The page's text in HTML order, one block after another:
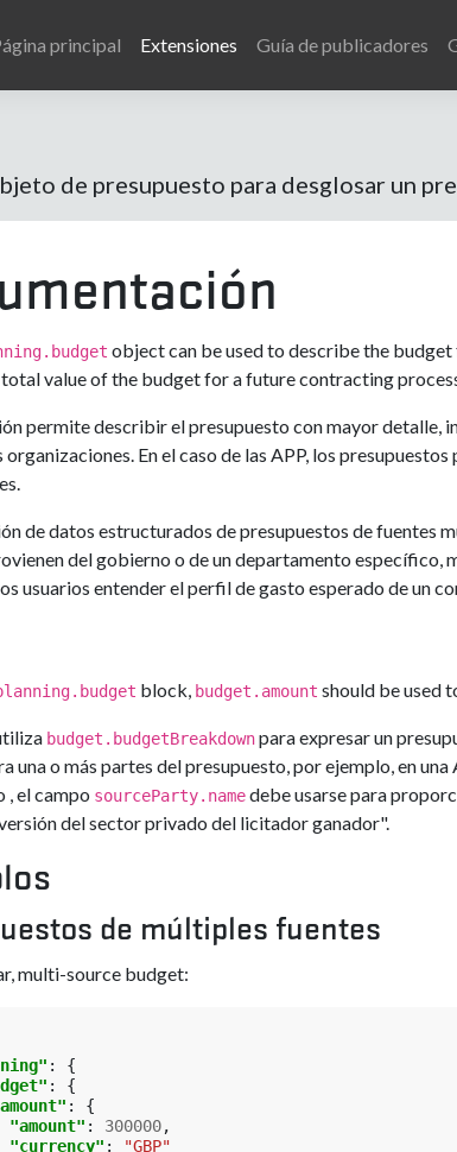
principal Extensiones Guía de publicadores
de presupuesto para desglosar un
object can be used to describe the
value of the budget for a future contracting
permite describir el presupuesto con mayor detalle,
En el caso de las APP, los
de datos estructurados de presupuestos de fuentes
del gobierno o de un departamento específico,
usuarios entender el perfil de gasto esperado de un
block, budget.amount should be used
budget.budgetBreakdownpara expresar un
una o más partes del presupuesto, por ejemplo, en
, el campo sourceParty.namedebe usarse para
del sector privado del licitador ganador".
de múltiples fuentes
multi-source budget:
:
{
:
{
:
{
"amount" : 300000,
"currency" :
"GBP"